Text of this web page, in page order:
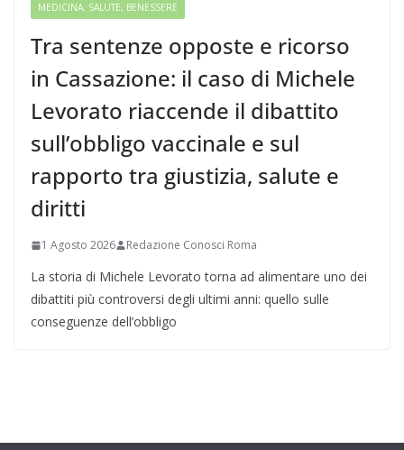
MEDICINA, SALUTE, BENESSERE
Tra sentenze opposte e ricorso
in Cassazione: il caso di Michele
Levorato riaccende il dibattito
sull’obbligo vaccinale e sul
rapporto tra giustizia, salute e
diritti
1 Agosto 2026 Redazione Conosci Roma
La storia di Michele Levorato torna ad alimentare uno dei
dibattiti più controversi degli ultimi anni: quello sulle
conseguenze dell’obbligo